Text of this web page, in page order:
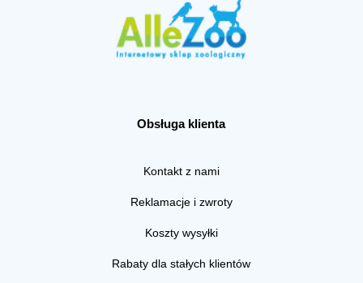
Obsługa klienta
Kontakt z nami
Reklamacje i zwroty
Koszty wysyłki
Rabaty dla stałych klientów